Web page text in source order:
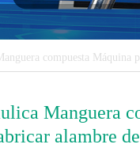
compuesta Máquina
Manguera
alambre